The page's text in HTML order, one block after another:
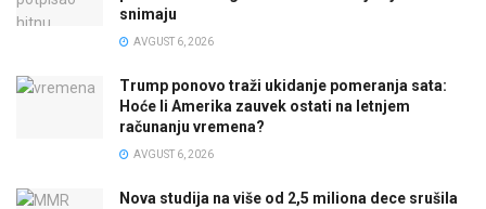
snimaju
AVGUST 6, 2026
Trump ponovo traži ukidanje pomeranja sata:
Hoće li Amerika zauvek ostati na letnjem
računanju vremena?
AVGUST 6, 2026
Nova studija na više od 2,5 miliona dece srušila